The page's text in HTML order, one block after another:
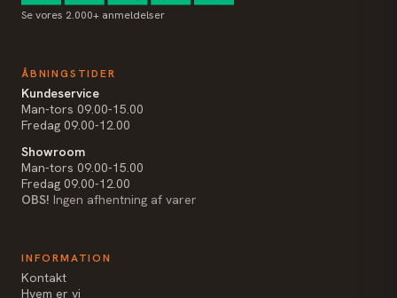
Se vores 2.000+ anmeldelser
ÅBNINGSTIDER
Kundeservice
Man-tors 09.00-15.00
Fredag 09.00-12.00
Showroom
Man-tors 09.00-15.00
Fredag 09.00-12.00
OBS! Ingen afhentning af varer
INFORMATION
Kontakt
Hvem er vi